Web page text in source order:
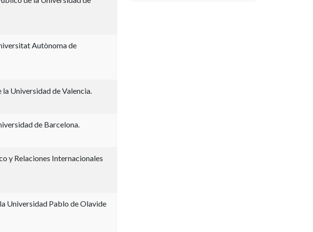
Autònoma de
Universidad de Valencia.
de Barcelona.
y Relaciones Internacionales
Universidad Pablo de Olavide